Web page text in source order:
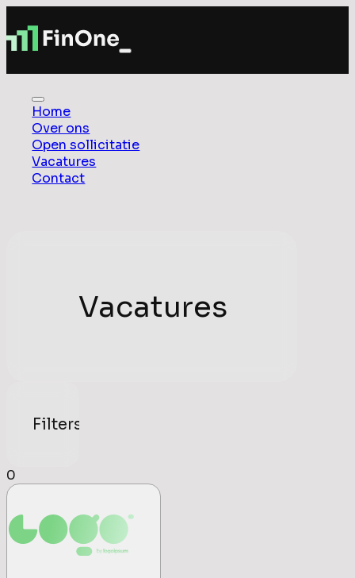
Home
Over ons
Open sollicitatie
Vacatures
Contact
Vacatures
Filters
0